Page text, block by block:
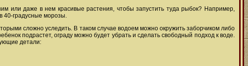
или даже в нем красивые растения, чтобы запустить туда рыбок? Например,
40-градусные морозы.
сложно уследить. В таком случае водоем можно окружить заборчиком либо
подрастет, ограду можно будет убрать и сделать свободный подход к воде.
детали: